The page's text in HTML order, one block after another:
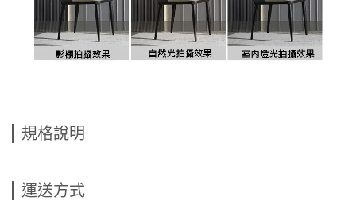
規格說明
運送方式